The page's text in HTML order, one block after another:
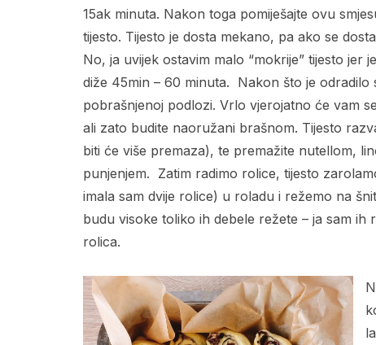
15ak minuta. Nakon toga pomiješajte ovu
tijesto. Tijesto je dosta mekano, pa ako se
No, ja uvijek ostavim malo “mokrije” tijesto jer
diže 45min – 60 minuta. Nakon što je odradilo
pobrašnjenoj podlozi. Vrlo vjerojatno će vam
ali zato budite naoružani brašnom. Tijesto
biti će više premaza), te premažite nutellom,
punjenjem. Zatim radimo rolice, tijesto
imala sam dvije rolice) u roladu i režemo na
budu visoke toliko ih debele režete – ja sam
rolica.